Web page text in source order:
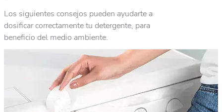
Los siguientes consejos pueden ayudarte a
dosificar correctamente tu detergente, para
beneficio del medio ambiente.